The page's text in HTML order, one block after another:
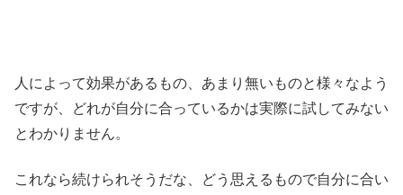
人によって効果があるもの、あまり無いものと様々なよう
ですが、どれが自分に合っているかは実際に試してみない
とわかりません。
これなら続けられそうだな、どう思えるもので自分に合い